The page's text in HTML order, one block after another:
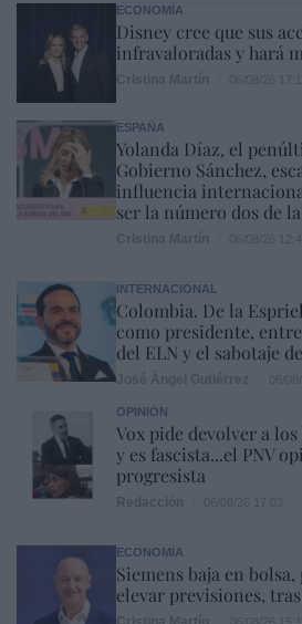
ECONOMÍA
Disney cree que sus
infravaloradas y hará
ESPAÑA
Yolanda Díaz, el
Gobierno Sánchez,
influencia
ser la número dos de
INTERNACIONAL
Colombia. De la
como presidente,
del ELN y el sabotaje
OPINIÓN
Vox pide devolver a
y es fascista...el PNV
progresista
ECONOMÍA
Siemens baja en bolsa,
elevar previsiones,